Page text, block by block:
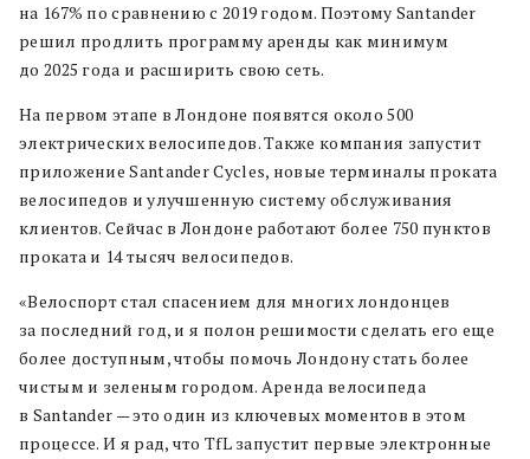
на 167% по сравнению с 2019 годом. Поэтому Santander
решил продлить программу аренды как минимум
до 2025 года и расширить свою сеть.
На первом этапе в Лондоне появятся около 500
электрических велосипедов. Также компания запустит
приложение Santander Cycles, новые терминалы проката
велосипедов и улучшенную систему обслуживания
клиентов. Сейчас в Лондоне работают более 750 пунктов
проката и 14 тысяч велосипедов.
«Велоспорт стал спасением для многих лондонцев
за последний год, и я полон решимости сделать его еще
более доступным, чтобы помочь Лондону стать более
чистым и зеленым городом. Аренда велосипеда
в Santander — это один из ключевых моментов в этом
процессе. И я рад, что TfL запустит первые электронные